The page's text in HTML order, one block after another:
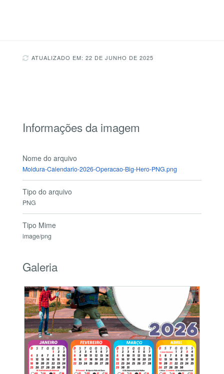
ATUALIZADO EM: 22 DE JUNHO DE 2025
Informações da imagem
Nome do arquivo
Moldura-Calendario-2026-Operacao-Big-Hero-PNG.png
Tipo do arquivo
PNG
Tipo Mime
image/png
Galeria